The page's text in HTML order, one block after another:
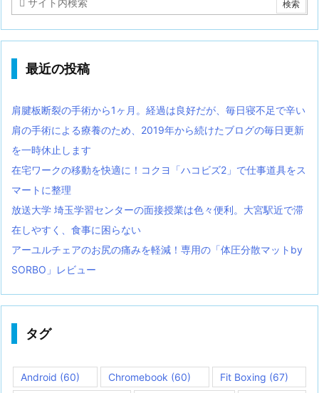
最近の投稿
肩腱板断裂の手術から1ヶ月。経過は良好だが、毎日寝不足で辛い
肩の手術による療養のため、2019年から続けたブログの毎日更新
を一時休止します
在宅ワークの移動を快適に！コクヨ「ハコビズ2」で仕事道具をス
マートに整理
放送大学 埼玉学習センターの面接授業は色々便利。大宮駅近で滞
在しやすく、食事に困らない
アーユルチェアのお尻の痛みを軽減！専用の「体圧分散マットby
SORBO」レビュー
タグ
Android (60) Chromebook (60) Fit Boxing (67)